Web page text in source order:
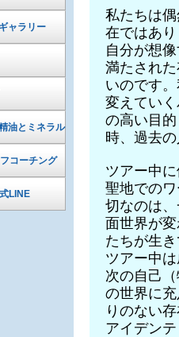
私たちは
在ではあ
自分が想
満たされ
いのです
変えてい
の高い目
時、過去
ツアー中
聖地での
切なのは
面世界が
たちが生
ツアー中
次の自己
の世界に
りのない
アイデン
ャラリー
油とミネラル
コーチング
LINE